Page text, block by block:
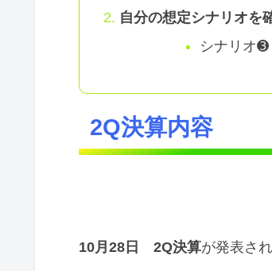
自分の想定シナリオを
シナリオ➌
2Q決算内容
10月28日 2Q決算が発表さ